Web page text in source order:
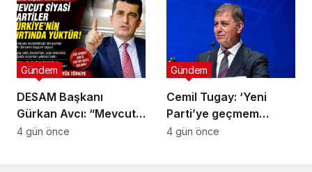
kırmızı çizgimizdir’
DESAM Başkanı
Gürkan Avcı: “Mevcut
Siyasi Partiler
Gündem
4 gün önce
Cemil Tugay: ‘Yeni
Parti’ye geçmem
mümkün değil, sıkıntılı
Gündem
4 gün önce